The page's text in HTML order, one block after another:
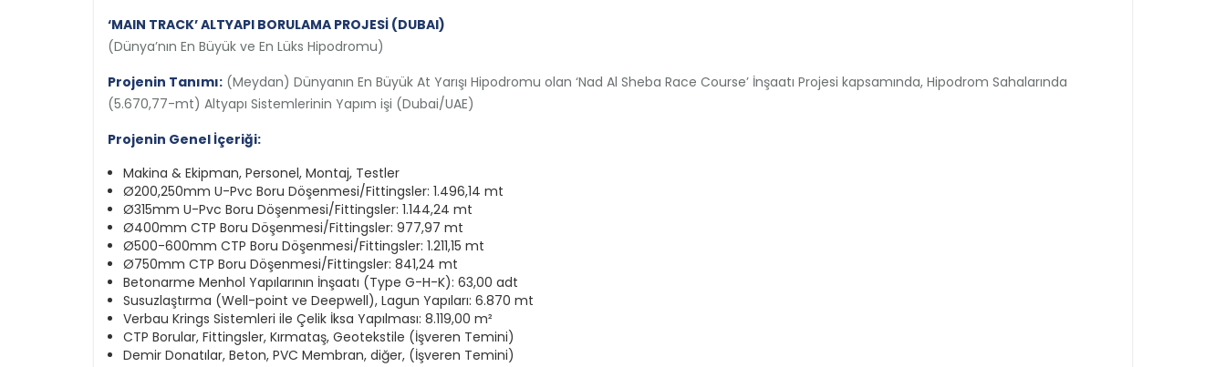
‘MAIN TRACK’ ALTYAPI BORULAMA PROJESİ (DUBAI)
(Dünya’nın En Büyük ve En Lüks Hipodromu)
Projenin Tanımı: (Meydan) Dünyanın En Büyük At Yarışı Hipodromu olan ‘Nad Al Sheba Race Course’ İnşaatı Projesi kapsamında, Hipodrom Sahalarında
(5.670,77-mt) Altyapı Sistemlerinin Yapım işi (Dubai/UAE)
Projenin Genel İçeriği:
Makina & Ekipman, Personel, Montaj, Testler
Ø200,250mm U-Pvc Boru Döşenmesi/Fittingsler: 1.496,14 mt
Ø315mm U-Pvc Boru Döşenmesi/Fittingsler: 1.144,24 mt
Ø400mm CTP Boru Döşenmesi/Fittingsler: 977,97 mt
Ø500-600mm CTP Boru Döşenmesi/Fittingsler: 1.211,15 mt
Ø750mm CTP Boru Döşenmesi/Fittingsler: 841,24 mt
Betonarme Menhol Yapılarının İnşaatı (Type G-H-K): 63,00 adt
Susuzlaştırma (Well-point ve Deepwell), Lagun Yapıları: 6.870 mt
Verbau Krings Sistemleri ile Çelik İksa Yapılması: 8.119,00 m²
CTP Borular, Fittingsler, Kırmataş, Geotekstile (İşveren Temini)
Demir Donatılar, Beton, PVC Membran, diğer, (İşveren Temini)